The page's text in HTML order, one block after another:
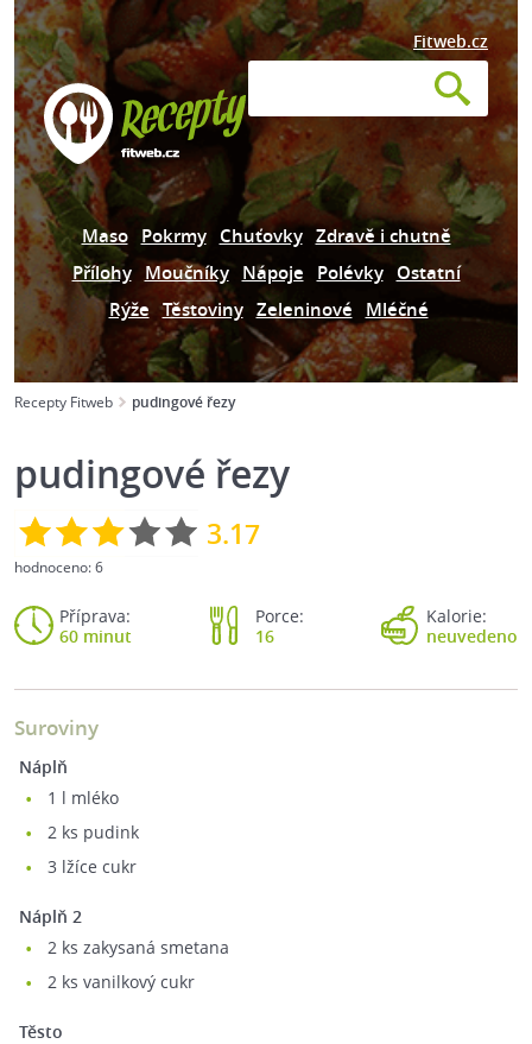
Fitweb.cz
Maso Pokrmy Chuťovky Zdravě i chutně
Přílohy Moučníky Nápoje Polévky Ostatní
Rýže Těstoviny Zeleninové Mléčné
Recepty Fitweb pudingové řezy
pudingové řezy
3.17
hodnoceno:6
Příprava:
60 minut
Porce:
16
Kalorie:
neuvedeno
Suroviny
náplň
1 l mléko
2 ks pudink
3 lžíce cukr
náplň 2
2 ks zakysaná smetana
2 ks vanilkový cukr
těsto